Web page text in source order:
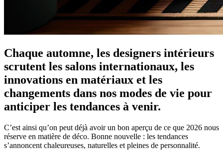
Chaque automne, les designers intérieurs
scrutent les salons internationaux, les
innovations en matériaux et les
changements dans nos modes de vie pour
anticiper les tendances à venir.
C’est ainsi qu’on peut déjà avoir un bon aperçu de ce que 2026 nous
réserve en matière de déco. Bonne nouvelle : les tendances
s’annoncent chaleureuses, naturelles et pleines de personnalité.